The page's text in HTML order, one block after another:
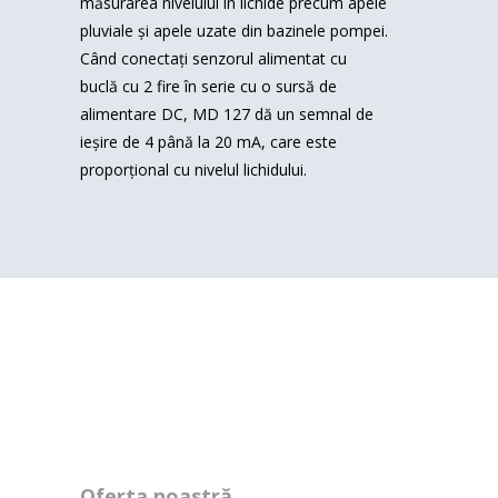
pluviale și apele uzate din bazinele pompei.
Când conectați senzorul alimentat cu
buclă cu 2 fire în serie cu o sursă de
alimentare DC, MD 127 dă un semnal de
ieșire de 4 până la 20 mA, care este
proporțional cu nivelul lichidului.